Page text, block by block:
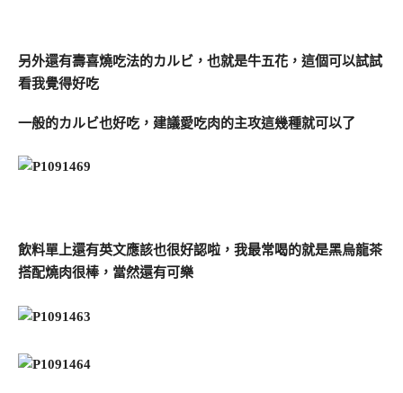
另外還有壽喜燒吃法的カルビ，也就是牛五花，這個可以試試
看我覺得好吃
一般的カルビ也好吃，建議愛吃肉的主攻這幾種就可以了
飲料單上還有英文應該也很好認啦，我最常喝的就是黑烏龍茶
搭配燒肉很棒，當然還有可樂